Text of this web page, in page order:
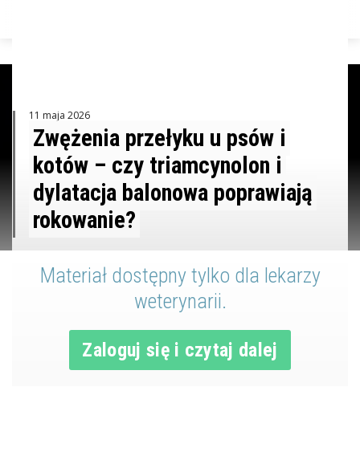
11 maja 2026
Zwężenia przełyku u psów i
kotów – czy triamcynolon i
dylatacja balonowa poprawiają
rokowanie?
Materiał dostępny tylko dla lekarzy
weterynarii.
Zaloguj się i czytaj dalej